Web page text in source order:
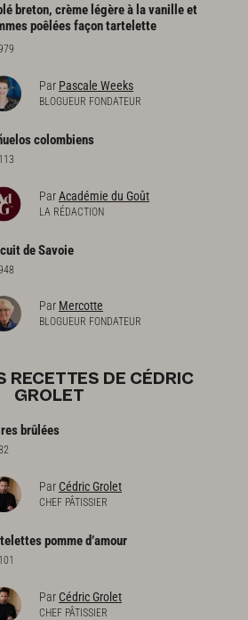
breton, crème légère à la vanille et
poêlées façon tartelette
Par Pascale Weeks
BLOGUEUR FONDATEUR
colombiens
113
ParAcadémie du Goût
LA RÉDACTION
deSavoie
Par Mercotte
BLOGUEUR FONDATEUR
RECETTES DE CÉDRIC
GROLET
brûlées
Par Cédric Grolet
CHEF PÂTISSIER
pommed’amour
101
Par Cédric Grolet
CHEF PÂTISSIER